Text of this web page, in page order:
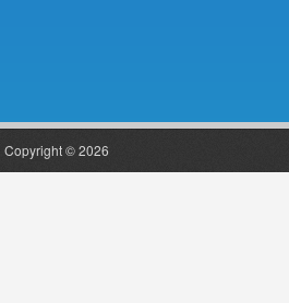
Copyright © 2026